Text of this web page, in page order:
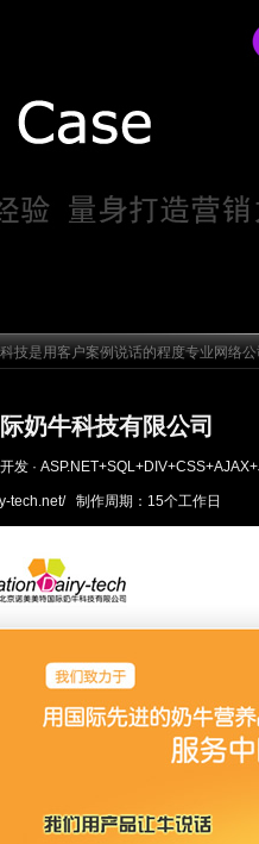
是用客户案例说话的程度专业网络公
奶牛科技有限公司
发 ·
tech.net/ 制作周期：15个工作日